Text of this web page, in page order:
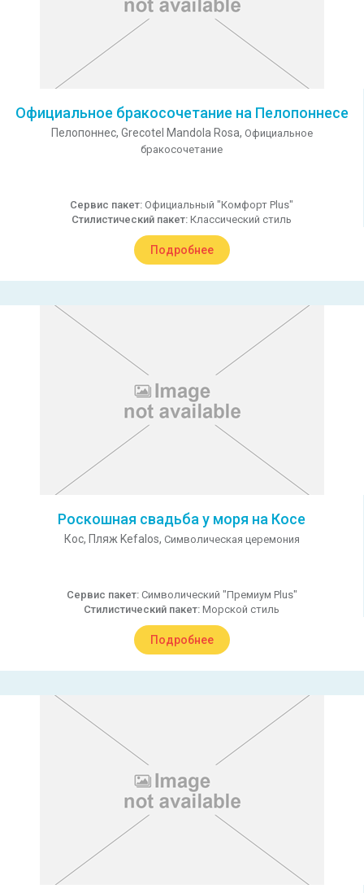
Oфициальное бракосочетание на Пелопоннесе
Пелопоннес, Grecotel Mandola Rosa, Официальное
бракосочетание
Сервис пакет: Официальный "Комфорт Plus"
Стилистический пакет: Классический стиль
Подробнее
Роскошная свадьба у моря на Косе
Кос, Пляж Kefalos, Символическая церемония
Сервис пакет: Символический "Премиум Plus"
Стилистический пакет: Морской стиль
Подробнее